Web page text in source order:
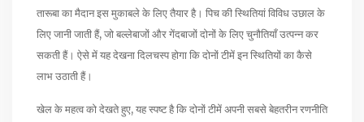
तारूबा का मैदान इस मुकाबले के लिए तैयार है। पिच की स्थितियां विविध उछाल के
लिए जानी जाती हैं, जो बल्लेबाजों और गेंदबाजों दोनों के लिए चुनौतियाँ उत्पन्न कर
सकती हैं। ऐसे में यह देखना दिलचस्प होगा कि दोनों टीमें इन स्थितियों का कैसे
लाभ उठाती हैं।
खेल के महत्व को देखते हुए, यह स्पष्ट है कि दोनों टीमें अपनी सबसे बेहतरीन रणनीति